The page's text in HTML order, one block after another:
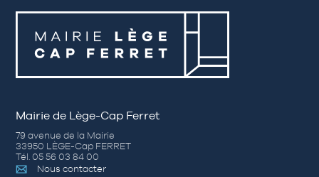
Mairie de Lège-Cap Ferret
79 avenue de la Mairie
33950 LÈGE-Cap FERRET
Tél. 05 56 03 84 00
Nous contacter